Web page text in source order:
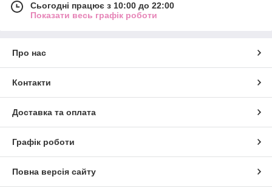
Сьогодні працює з 10:00 до 22:00
Показати весь графік роботи
Про нас
Контакти
Доставка та оплата
Графік роботи
Повна версія сайту